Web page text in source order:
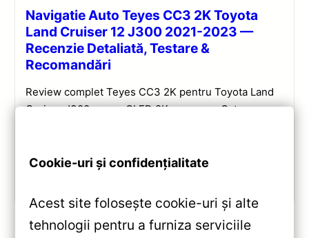
Navigatie Auto Teyes CC3 2K Toyota
Land Cruiser 12 J300 2021-2023 —
Recenzie Detaliată, Testare &
Recomandări
Review complet Teyes CC3 2K pentru Toyota Land
Cruiser J300: ecran QLED 2K, procesor Octa-core
Cookie-uri și confidențialitate
Acest site folosește cookie-uri și alte
tehnologii pentru a furniza serviciile